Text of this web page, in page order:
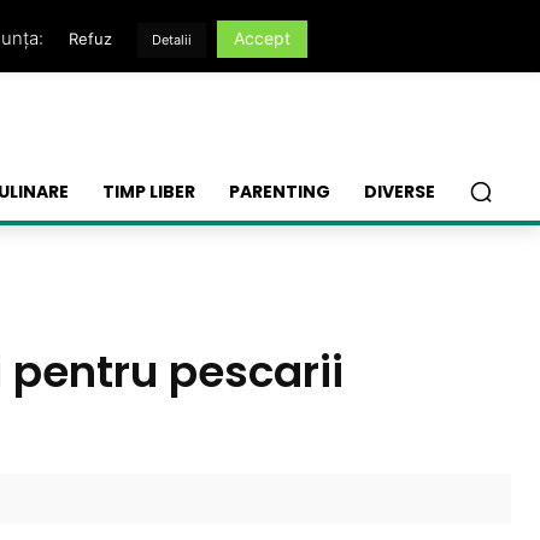
TIMP LIBER PARENTING DIVERSE
pescarii
Refuz Detalii Accept